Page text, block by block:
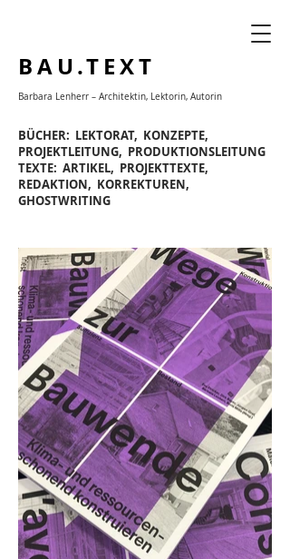
BAU.TEXT
Barbara Lenherr – Architektin, Lektorin, Autorin
BÜCHER: LEKTORAT, KONZEPTE,
PROJEKTLEITUNG, PRODUKTIONSLEITUNG
TEXTE: ARTIKEL, PROJEKTTEXTE,
REDAKTION, KORREKTUREN,
GHOSTWRITING